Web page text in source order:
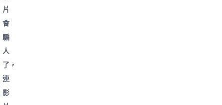
片
會
騙
人
了，
連
影